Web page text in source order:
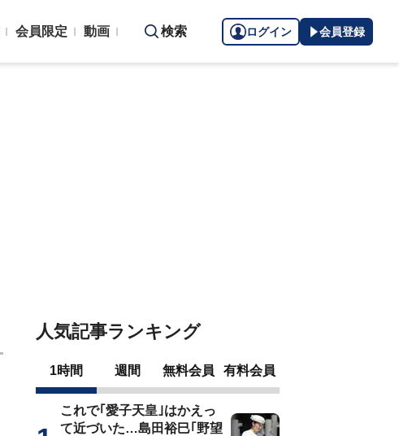
会員限定 動画 検索 ログイン 会員登録
人気記事ランキング
1時間 週間 無料会員 有料会員
これで｢愛子天皇｣はかえっ
て近づいた…島田裕巳｢野望